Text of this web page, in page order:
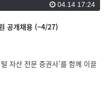
04.14 17:24
공개채용 (~4/27)
자산 전문 증권사'를 함께 이끌